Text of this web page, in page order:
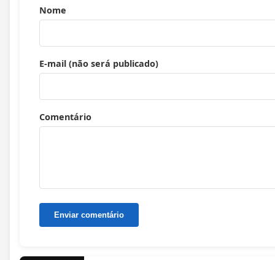
Nome
E-mail (não será publicado)
Comentário